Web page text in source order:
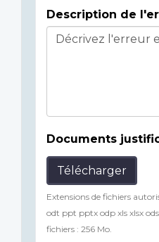
Description de
Documents
Télécharger
Extensions de fichiers
odt ppt pptx odp xls xlsx
fichiers : 256 Mo.